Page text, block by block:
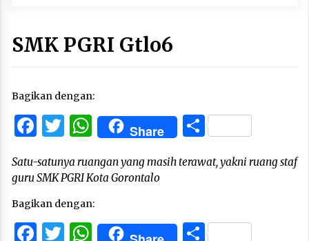
SMK PGRI Gtlo6
Bagikan dengan:
Facebook
Twitter
WhatsApp
Share Share
Satu-satunya ruangan yang masih terawat, yakni ruang staf
guru SMK PGRI Kota Gorontalo
Bagikan dengan:
Facebook
Twitter
WhatsApp Share